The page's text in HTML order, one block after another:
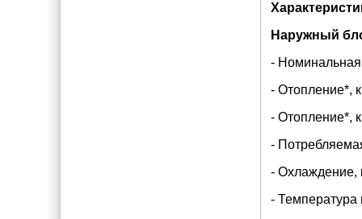
Наружный
- Номинальная
- Отопление*,
- Отопление*,
-
- Охлаждение,
- Температура